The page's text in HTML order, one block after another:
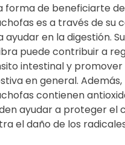
forma de beneficiarte
es a través de su
ayudar en la digestión.
puede contribuir a
intestinal y promover
en general. Además,
contienen
ayudar a proteger el
el daño de los